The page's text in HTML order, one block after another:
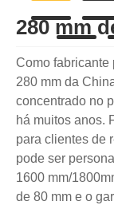
280 mm
Como fabricante
280 mm da
concentrado no
há muitos anos.
para clientes de
pode ser
1600 mm/
de 80 mm e o